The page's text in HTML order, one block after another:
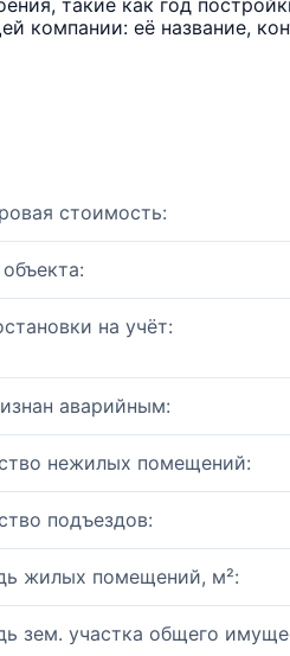
такие как год
компании: её название,
стоимость:
на учёт:
аварийным:
нежилых помещений:
подъездов:
жилых помещений, м²:
зем. участка общего